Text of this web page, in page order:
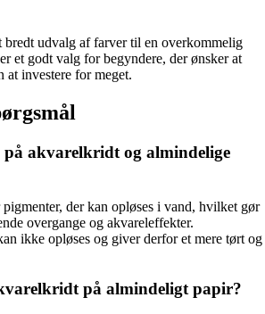
bredt udvalg af farver til en overkommelig
et godt valg for begyndere, der ønsker at
at investere for meget.
akvarelkridt og almindelige
der kan opløses i vand, hvilket gør
overgange og akvareleffekter.
ikke opløses og giver derfor et mere tørt og
på almindeligt papir?